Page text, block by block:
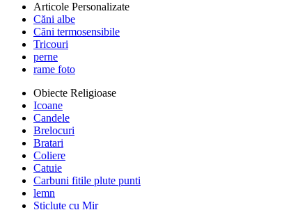
Articole Personalizate
Căni albe
Căni termosensibile
Tricouri
perne
rame foto
Obiecte Religioase
Icoane
Candele
Brelocuri
Bratari
Coliere
Catuie
Carbuni fitile plute punti
lemn
Sticlute cu Mir